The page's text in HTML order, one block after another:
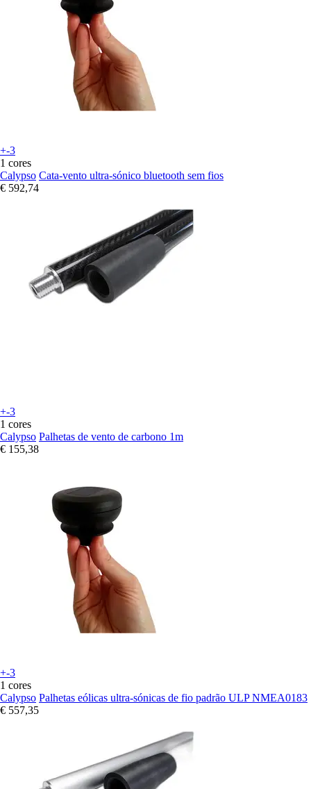
+-3
1 cores
Calypso Cata-vento ultra-sónico bluetooth sem fios
€ 592,74
+-3
1 cores
Calypso Palhetas de vento de carbono 1m
€ 155,38
+-3
1 cores
Calypso Palhetas eólicas ultra-sónicas de fio padrão ULP NMEA0183
€ 557,35